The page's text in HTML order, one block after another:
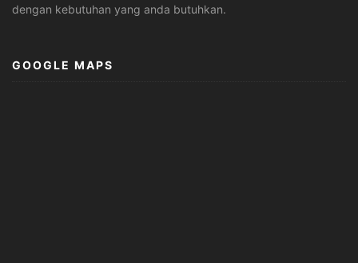
dengan kebutuhan yang anda butuhkan.
GOOGLE MAPS